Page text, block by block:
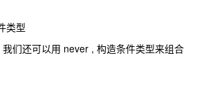
类型
们还可以用 never , 构造条件类型来组合